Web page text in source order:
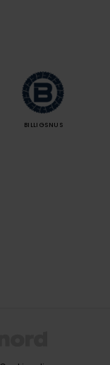
BILLIGSNUS